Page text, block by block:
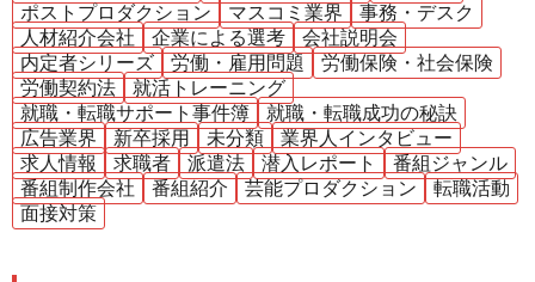
ポストプロダクション
マスコミ業界
事務・デスク
人材紹介会社
企業による選考
会社説明会
内定者シリーズ
労働・雇用問題
労働保険・社会保険
労働契約法
就活トレーニング
就職・転職サポート事件簿
就職・転職成功の秘訣
広告業界
新卒採用 未分類
業界人インタビュー
求人情報
求職者 派遣法 潜入レポート
番組ジャンル
番組制作会社
番組紹介 芸能プロダクション
転職活動
面接対策